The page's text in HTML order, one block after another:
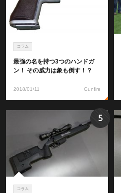
コラム
最強の名を持つ3つのハンドガ
ン！ その威力は象も倒す！？
2018/01/11 Gunfire
コラム
5